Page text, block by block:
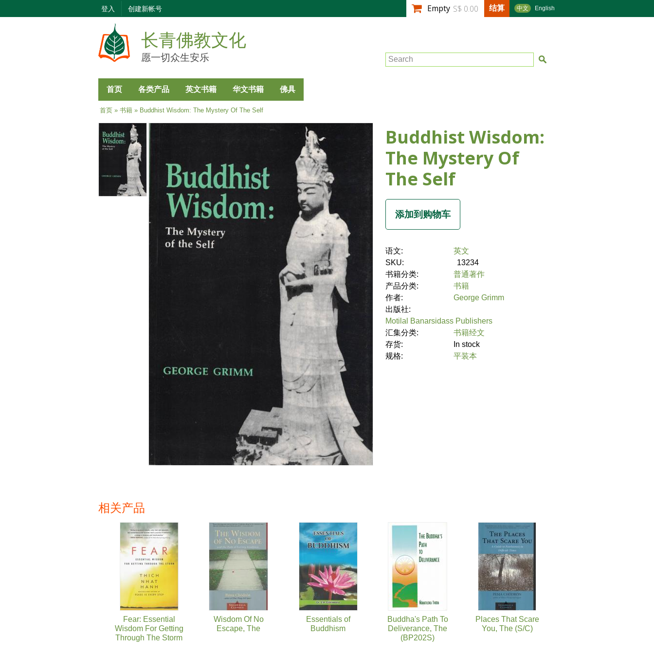
转
登入 创建新帐号 中文 English
Empty S$ 0.00 结算
长青佛教文化
愿一切众生安乐 Search
首页 各类产品 英文书籍 华文书籍 佛具
当前位置
首页» 书籍» Buddhist Wisdom: The Mystery Of The Self
Buddhist Wisdom:
The Mystery Of
The Self
语文:
英文
SKU:
13234
书籍分类:
普通著作
产品分类:
书籍
作者:
George Grimm
出版社:
Motilal Banarsidass Publishers
汇集分类:
书籍经文
存货:
In stock
规格:
平装本
相关产品
Fear: Essential
Wisdom For Getting
Through The Storm
Wisdom Of No
Escape, The
Essentials of
Buddhism
Buddha's Path To
Deliverance, The
(BP202S)
Places That Scare
You, The (S/C)
页面